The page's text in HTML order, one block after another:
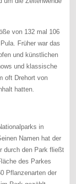
von 132 mal 106
Früher war das
und künstlichen
und klassische
oft Drehort von
hatten.
in
Namen hat der
durch den Park fließt
des Parkes
Pflanzenarten der